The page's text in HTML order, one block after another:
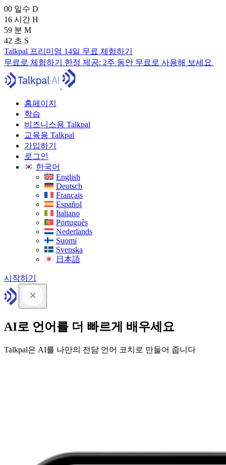
00 일수 D
16 시간 H
59 분 M
40 초 S
Talkpal 프리미엄 14일 무료 체험하기
무료로 체험하기 한정 제공: 2주 동안 무료로 사용해 보세요
홈페이지
학습
비즈니스용 Talkpal
교육용 Talkpal
가입하기
로그인
한국어
English
Deutsch
Français
Español
Italiano
Português
Nederlands
Suomi
Svenska
日本語
시작하기
AI로 언어를 더 빠르게 배우세요
Talkpal은 AI를 나만의 전담 언어 코치로 만들어 줍니다